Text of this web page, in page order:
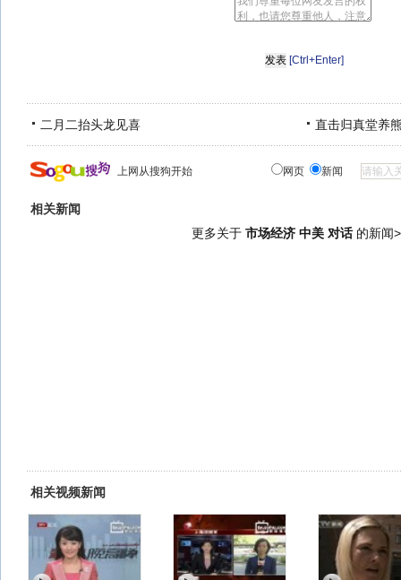
[Ctrl+Enter]
二月二抬头龙见喜 直击归真堂养
上网从搜狗开始 网页 新闻
相关新闻
更多关于 市场经济 中美 对话的新闻
相关视频新闻